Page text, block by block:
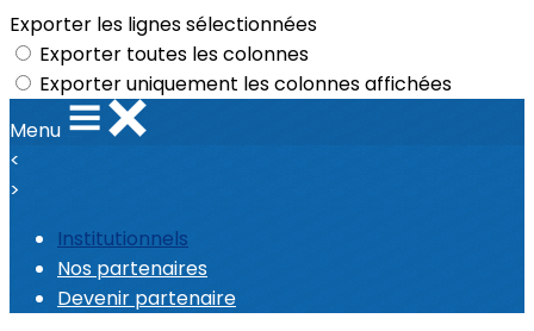
Exporter les lignes sélectionnées
Exporter toutes les colonnes
Exporter uniquement les colonnes affichées
Menu
<
>
Institutionnels
Nos partenaires
Devenir partenaire